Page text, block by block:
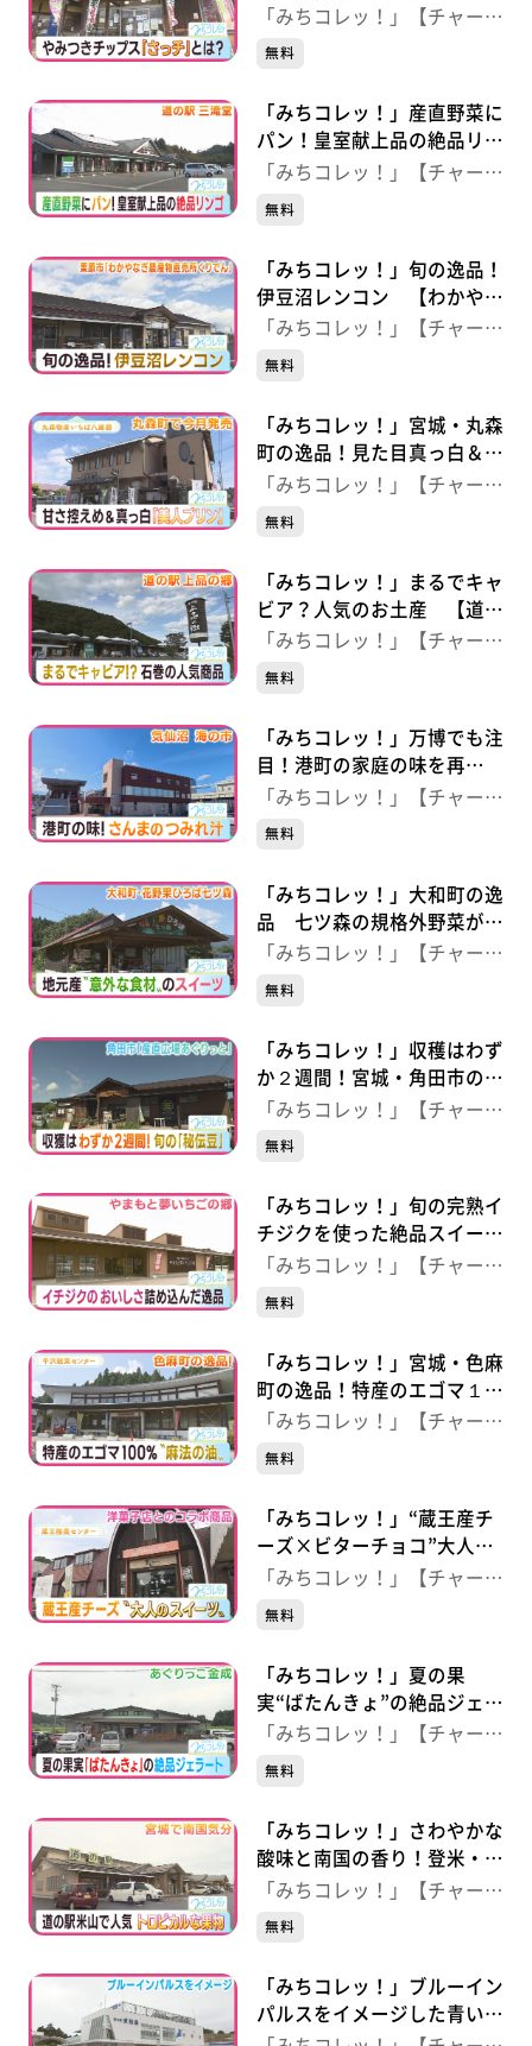
ナック菓子“さっチ”とは？
の幸センター】（宮城・加美
「みちコレッ！」【チャー
ジ！】
無料
「みちコレッ！」産直野菜に
パン！皇室献上品の絶品リン
ゴ 【道の駅 三滝堂】（宮
「みちコレッ！」【チャー
ジ！】
無料
「みちコレッ！」旬の逸品！
伊豆沼レンコン 【わかやな
ぎ農産物直売所くりでん】
「みちコレッ！」【チャー
ジ！】
無料
「みちコレッ！」宮城・丸森
町の逸品！見た目真っ白＆甘
さ控えめ“美人プリン” 【丸
城・丸森町）
「みちコレッ！」【チャー
ジ！】
無料
「みちコレッ！」まるでキャ
ビア？人気のお土産 【道の
駅上品の郷】（宮城・石巻
「みちコレッ！」【チャー
ジ！】
無料
「みちコレッ！」万博でも注
目！港町の家庭の味を再
現“さんま つみれ汁” 【気
沼市）
「みちコレッ！」【チャー
ジ！】
無料
「みちコレッ！」大和町の逸
品 七ツ森の規格外野菜がス
イーツに変身 【花野果ひろ
「みちコレッ！」【チャー
ジ！】
無料
「みちコレッ！」収穫はわず
か２週間！宮城・角田市の逸
品「秘伝豆」 【産直広場あ
「みちコレッ！」【チャー
ジ！】
無料
「みちコレッ！」旬の完熟イ
チジクを使った絶品スイー
ツ 【やまもと夢いちごの
「みちコレッ！」【チャー
ジ！】
無料
「みちコレッ！」宮城・色麻
町の逸品！特産のエゴマ１０
０％“麻法の油” 【平沢穀菜
「みちコレッ！」【チャー
ジ！】
無料
「みちコレッ！」“蔵王産チ
ーズ×ビターチョコ”大人好
みのチーズケーキ 【蔵王酪
ン】（宮城・蔵王町）
「みちコレッ！」【チャー
ジ！】
無料
「みちコレッ！」夏の果
実“ばたんきょ”の絶品ジェラ
ート 【あぐりっこ金成】
「みちコレッ！」【チャー
ジ！】
無料
「みちコレッ！」さわやかな
酸味と南国の香り！登米・米
山産パッションフルーツ
米市）
「みちコレッ！」【チャー
ジ！】
無料
「みちコレッ！」ブルーイン
パルスをイメージした青いう
どん！？ 【道の駅 東松